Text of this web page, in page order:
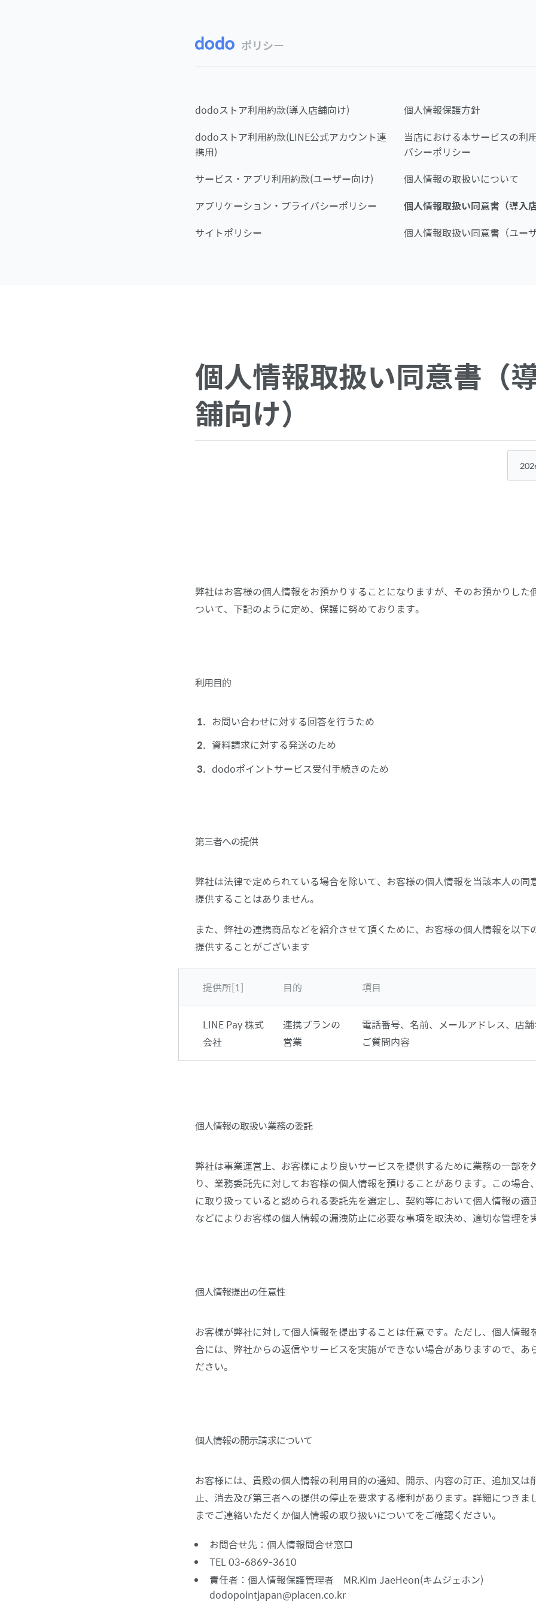
ポリシー
dodoストア利用約款(導入店舗向け)
dodoストア利用約款(LINE公式アカウント連
携用)
サービス・アプリ利用約款(ユーザー向け)
アプリケーション・プライバシーポリシー
サイトポリシー
個人情報保護方針
当店における本サービスの利
バシーポリシー
個人情報の取扱いについて
個人情報取扱い同意書（導入
個人情報取扱い同意書（ユーザ
個人情報取扱い同意書（
舗向け）
弊社はお客様の個人情報をお預かりすることになりますが、そのお預かりした
ついて、下記のように定め、保護に努めております。
利用目的
お問い合わせに対する回答を行うため
資料請求に対する発送のため
dodoポイントサービス受付手続きのため
第三者への提供
弊社は法律で定められている場合を除いて、お客様の個人情報を当該本人の同
提供することはありません。
また、弊社の連携商品などを紹介させて頂くために、お客様の個人情報を以下
提供することがございます
提供所[1] 目的 項目
LINE Pay 株式
会社
連携プランの
営業
電話番号、名前、メールアドレス、店舗
ご質問内容
個人情報の取扱い業務の委託
弊社は事業運営上、お客様により良いサービスを提供するために業務の一部を
り、業務委託先に対してお客様の個人情報を預けることがあります。この場合
に取り扱っていると認められる委託先を選定し、契約等において個人情報の適
などによりお客様の個人情報の漏洩防止に必要な事項を取決め、適切な管理を
個人情報提出の任意性
お客様が弊社に対して個人情報を提出することは任意です。ただし、個人情報
合には、弊社からの返信やサービスを実施ができない場合がありますので、あ
ださい。
個人情報の開示請求について
お客様には、貴殿の個人情報の利用目的の通知、開示、内容の訂正、追加又は
止、消去及び第三者への提供の停止を要求する権利があります。詳細につきま
までご連絡いただくか個人情報の取り扱いについてをご確認ください。
お問合せ先：個人情報問合せ窓口
TEL 03-6869-3610
責任者：個人情報保護管理者 MR.Kim JaeHeon(キムジェホン)
dodopointjapan@placen.co.kr